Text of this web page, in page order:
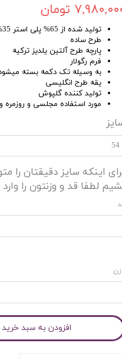
تومان
تولید شده از 65% پلی استر 35% ویسکوز
طرح ساده
پارچه طرح آلتین یلدیز ترکیه
فرم رگولار
به وسیله تک دکمه بسته
یقه طرح انگلیسی
تولید کننده گلپوش
مورد استفاده مجلسی و
54
اینکه سایز دقیقتان را
لطفا قد و وزنتون را
افزودن به سبد خرید